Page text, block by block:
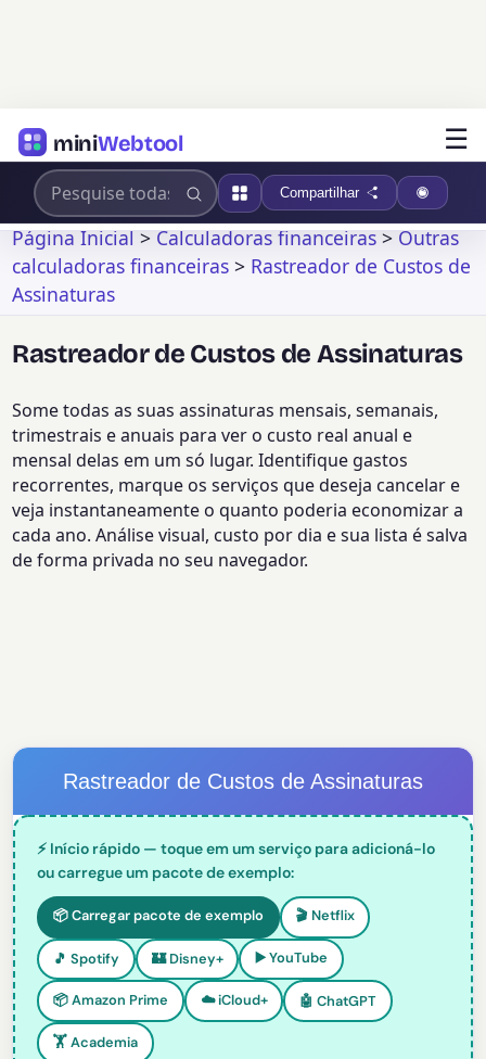
miniWebtool ☰
Compartilhar
Página Inicial>Calculadoras financeiras>Outras
calculadoras financeiras > Rastreador de Custos de
Assinaturas
Rastreador de Custos de Assinaturas
Some todas as suas assinaturas mensais, semanais,
trimestrais e anuais para ver o custo real anual e
mensal delas em um só lugar. Identifique gastos
recorrentes, marque os serviços que deseja cancelar e
veja instantaneamente o quanto poderia economizar a
cada ano. Análise visual, custo por dia e sua lista é salva
de forma privada no seu navegador.
Rastreador de Custos de Assinaturas
⚡ Início rápido — toque em um serviço para adicioná-lo
ou carregue um pacote de exemplo:
📦 Carregar pacote de exemplo 🎬 Netflix
🎵 Spotify 🏰 Disney+ ▶️ YouTube
📦 Amazon Prime ☁️ iCloud+ 🤖 ChatGPT
🏋️ Academia